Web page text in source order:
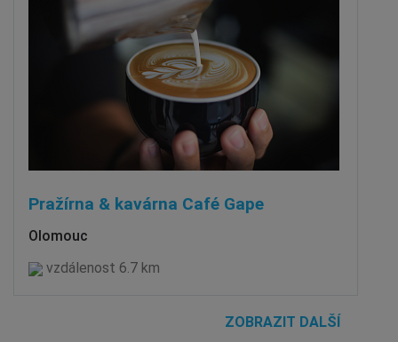
Pražírna & kavárna Café Gape
Olomouc
vzdálenost 6.7 km
ZOBRAZIT DALŠÍ